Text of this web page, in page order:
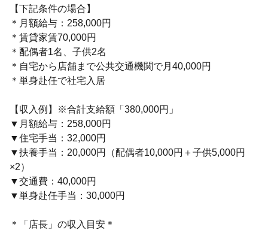
【下記条件の場合】
＊月額給与：258,000円
＊賃貸家賃70,000円
＊配偶者1名、子供2名
＊自宅から店舗まで公共交通機関で月40,000円
＊単身赴任で社宅入居
【収入例】※合計支給額「380,000円」
▼月額給与：258,000円
▼住宅手当：32,000円
▼扶養手当：20,000円（配偶者10,000円＋子供5,000円
×2）
▼交通費：40,000円
▼単身赴任手当：30,000円
＊「店長」の収入目安＊